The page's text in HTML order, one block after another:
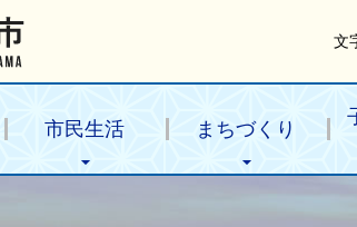
文
市民生活 まちづくり